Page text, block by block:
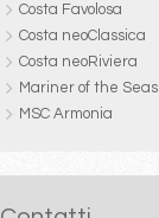
Costa Favolosa
Costa neoClassica
Costa neoRiviera
Mariner of the Seas
MSC Armonia